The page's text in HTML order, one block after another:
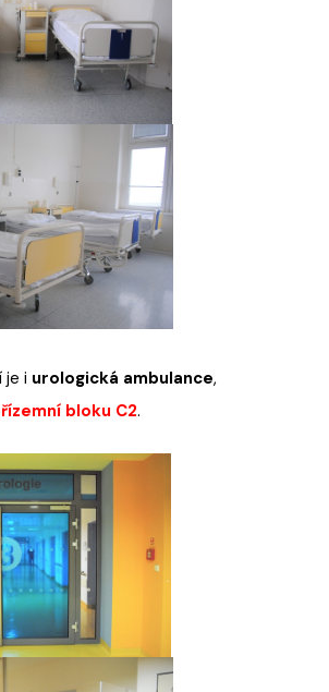
je i urologická ambulance,
bloku C2.